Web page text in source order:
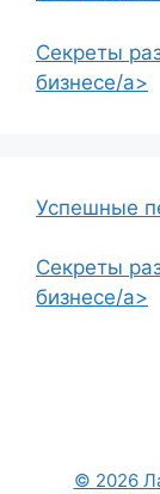
Секреты
бизнесе/a>
Успешные
Секреты
бизнесе/a>
© 2026